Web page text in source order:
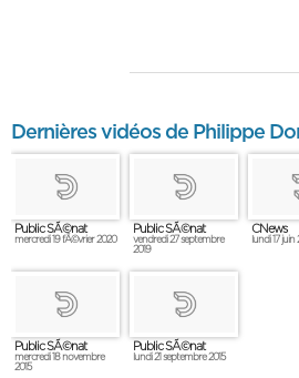
Dernières vidéos de Philippe
Public SÃ©nat
mercredi 19 fÃ©vrier 2020
Public SÃ©nat
vendredi 27 septembre
2019
CNews
lundi 17 juin
Public SÃ©nat
mercredi 18 novembre
2015
Public SÃ©nat
lundi 21 septembre 2015